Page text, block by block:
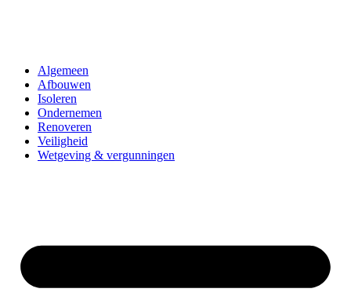
Algemeen
Afbouwen
Isoleren
Ondernemen
Renoveren
Veiligheid
Wetgeving & vergunningen